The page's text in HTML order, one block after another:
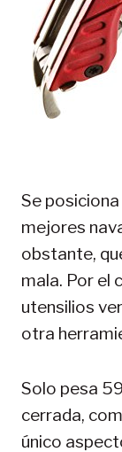
Se
mejores
obstante,
mala. Por el
utensilios
otra
Solo pesa
cerrada,
único